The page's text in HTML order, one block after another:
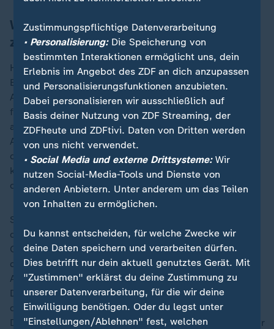
Will die Union AfD-Anträgen
zuvorkommen?
Hintergrund des Vorgehens ist offenbar auch die
Erwartung, dass die AfD selbst Anträge zu
Aschaffenburg einbringen könnte. In der Union
fürchtet man, dass es in der Bevölkerung schlecht
ankommt, wenn die Mehrheit des Parlaments diese
Anträge nicht zur Abstimmung kommen lässt oder
dagegen stimmt. Merz bekräftigte, man werde für
keinen einzigen AfD-Antrag stimmen, die Union plane
deshalb eigene Anträge.
SPD-Fraktionsvize Dirk Wiese forderte die Union
dagegen auf, endlich den vorliegenden
Gesetzentwürfen für schärfere Sicherheitsgesetze und
der nationalen Umsetzung der Europäischen
Asylreform zuzustimmen. Es nutze nichts, wenn in
Deutschland Grenzkontrollen erfolgten, "aber jeder,
der das Wort Asyl sagt, dann trotzdem nach
Deutschland kommt", sagte Parlamentsgeschäftsführer
Zustimmungspflichtige Datenverarbeitung
• Personalisierung:Die Speicherung von
bestimmten Interaktionen ermöglicht uns, dein
Erlebnis im Angebot des ZDF an dich anzupassen
und Personalisierungsfunktionen anzubieten.
Dabei personalisieren wir ausschließlich auf
Basis deiner Nutzung von ZDF Streaming, der
ZDFheute und ZDFtivi. Daten von Dritten werden
von uns nicht verwendet.
• Social Media und externe Drittsysteme:Wir
nutzen Social-Media-Tools und Dienste von
anderen Anbietern. Unter anderem um das Teilen
von Inhalten zu ermöglichen.
Du kannst entscheiden, für welche Zwecke wir
deine Daten speichern und verarbeiten dürfen.
Dies betrifft nur dein aktuell genutztes Gerät. Mit
"Zustimmen" erklärst du deine Zustimmung zu
unserer Datenverarbeitung, für die wir deine
Einwilligung benötigen. Oder du legst unter
"Einstellungen/Ablehnen" fest, welchen